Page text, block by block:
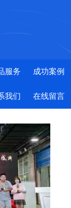
服务 成功案例
我们 在线留言